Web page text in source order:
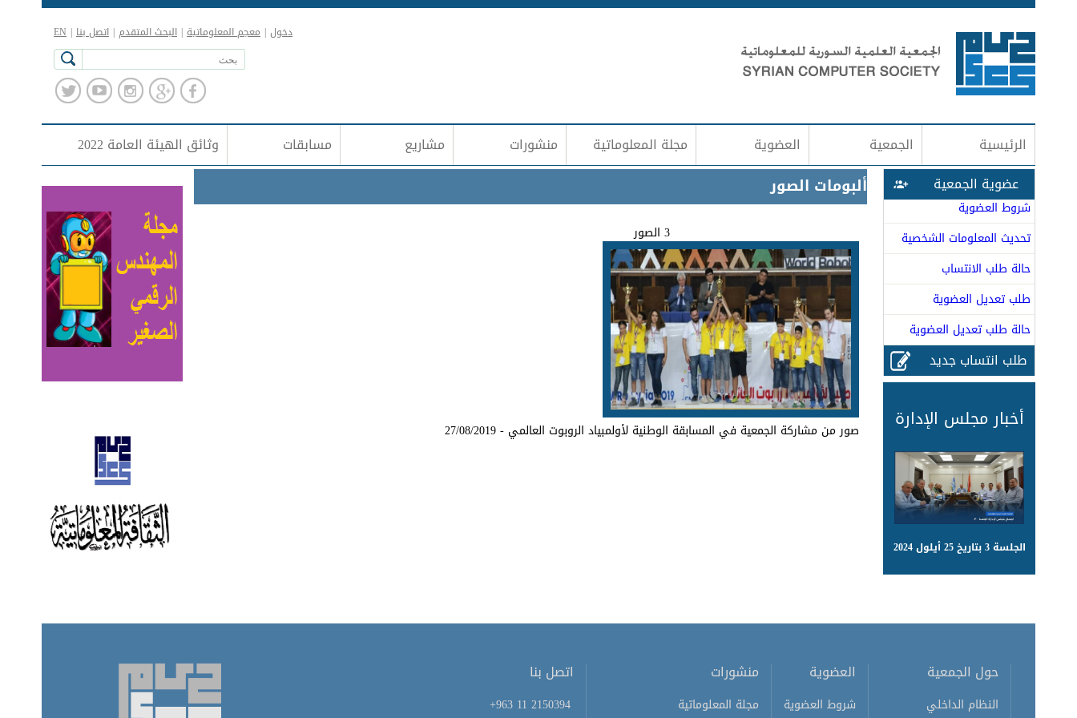
Jump to navigation
دخول | معجم المعلوماتية | البحث المتقدم | اتصل بنا |
EN
الرئيسية الجمعية العضوية مجلة المعلوماتية منشورات مشاريع مسابقات وثائق الهيئة العامة 2022
ألبومات الصور
3 الصور
صور من مشاركة الجمعية في المسابقة الوطنية لأولمبياد الروبوت العالمي - 27/08/2019
عضوية الجمعية
شروط العضوية
تحديث المعلومات الشخصية
حالة طلب الانتساب
طلب تعديل العضوية
حالة طلب تعديل العضوية
طلب انتساب جديد
أخبار مجلس الإدارة
الجلسة 3 بتاريخ 25 أيلول 2024
حول الجمعية
النظام الداخلي
العضوية
شروط العضوية
منشورات
مجلة المعلوماتية
اتصل بنا
+963 11 2150394